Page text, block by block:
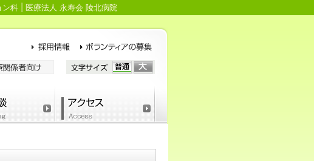
科 | 医療法人 永寿会 陵北病院